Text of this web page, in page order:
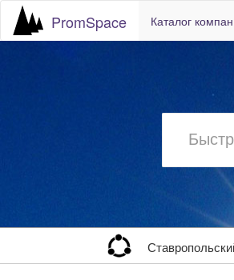
PromSpace Каталог